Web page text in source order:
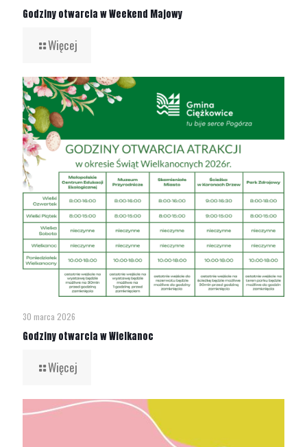
Godziny otwarcia w Weekend Majowy
Więcej
30 marca 2026
Godziny otwarcia w Wielkanoc
Więcej